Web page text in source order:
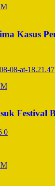
Kasus
Festival
0